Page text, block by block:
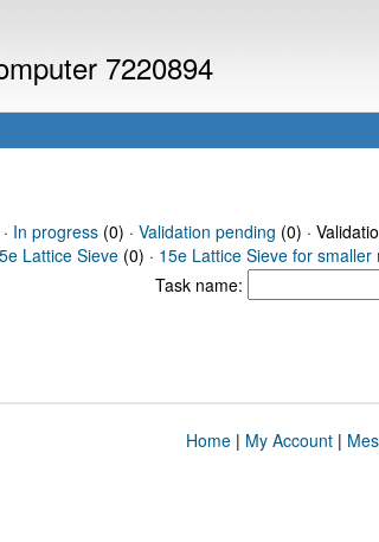
7220894
In progress(0) · Validation pending (0) ·
Lattice Sieve (0) · 15e Lattice Sieve for smaller
Task name:
Home| My Account|